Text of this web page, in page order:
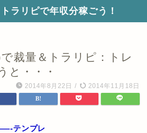
ラリピで年収分稼ごう！
裁量＆トラリピ：トレ
と・・・
2014年8月22日 / 2014年11月18日
ンプレ